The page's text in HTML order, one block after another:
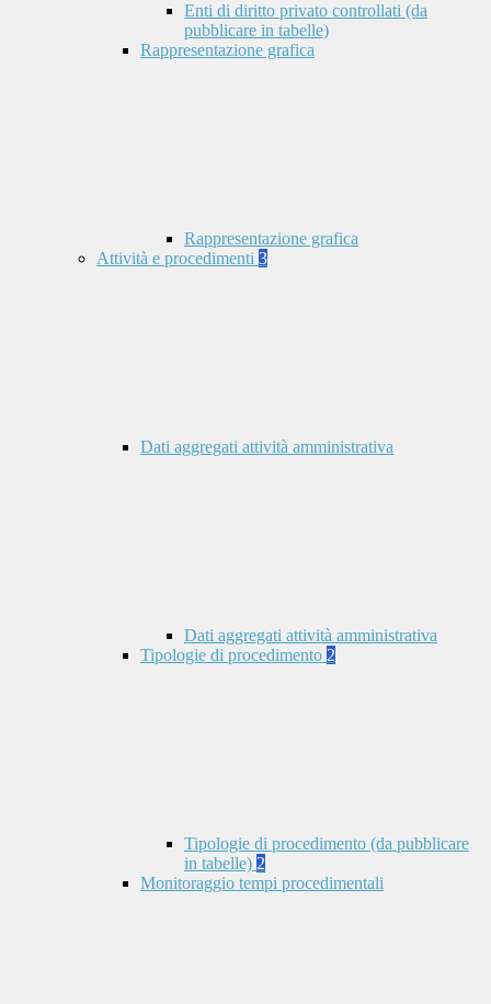
Enti di diritto privato controllati (da
pubblicare in tabelle)
Rappresentazione grafica
Rappresentazione grafica
Attività e procedimenti 3
Dati aggregati attività amministrativa
Dati aggregati attività amministrativa
Tipologie di procedimento 2
Tipologie di procedimento (da pubblicare
in tabelle) 2
Monitoraggio tempi procedimentali